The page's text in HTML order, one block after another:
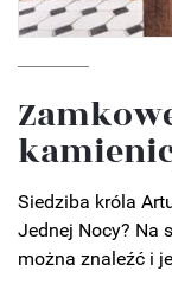
Siedziba króla
Jednej Nocy? Na
można znaleźć i